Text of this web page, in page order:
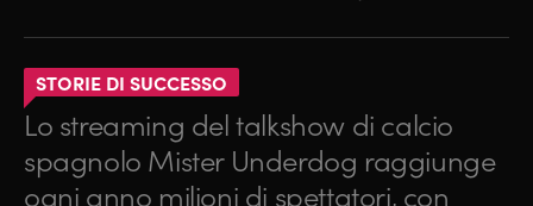
STORIE DI SUCCESSO
Lo streaming del talkshow di calcio
spagnolo Mister Underdog raggiunge
ogni anno milioni di spettatori, con